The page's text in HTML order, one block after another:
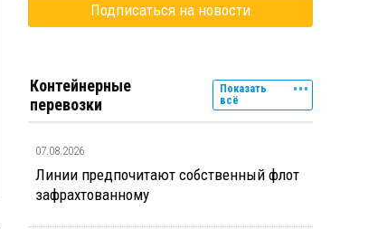
Контейнерные
перевозки
Показать
всё
07.08.2026
Линии предпочитают собственный флот
зафрахтованному